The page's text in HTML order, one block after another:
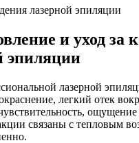
и уход за
эпиляции
лазерной
легкий отек
ощущение
связаны с тепловым